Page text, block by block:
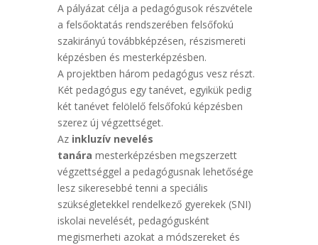
A pályázat célja a pedagógusok részvétele
a felsőoktatás rendszerében felsőfokú
szakirányú továbbképzésen, részismereti
képzésben és mesterképzésben.
A projektben három pedagógus vesz részt.
Két pedagógus egy tanévet, egyikük pedig
két tanévet felölelő felsőfokú képzésben
szerez új végzettséget.
Azinkluzív nevelés
tanára mesterképzésben megszerzett
végzettséggel a pedagógusnak lehetősége
lesz sikeresebbé tenni a speciális
szükségletekkel rendelkező gyerekek (SNI)
iskolai nevelését, pedagógusként
megismerheti azokat a módszereket és